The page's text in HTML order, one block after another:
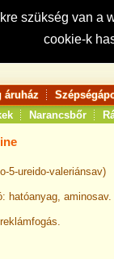
szükség van
cookie-k
Keresés:
áruház
Narancsbőr
5-ureido-valeriánsav)
hatóanyag, aminosav.